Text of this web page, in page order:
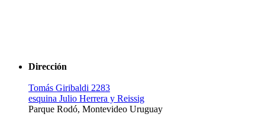
Dirección
Tomás Giribaldi 2283
esquina Julio Herrera y Reissig
Parque Rodó, Montevideo Uruguay